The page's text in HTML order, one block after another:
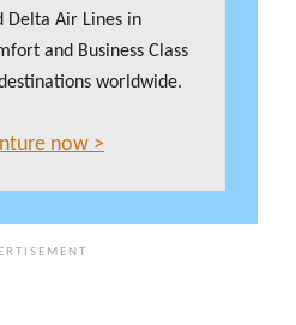
Delta Air Lines in
and Business Class
worldwide.
now >